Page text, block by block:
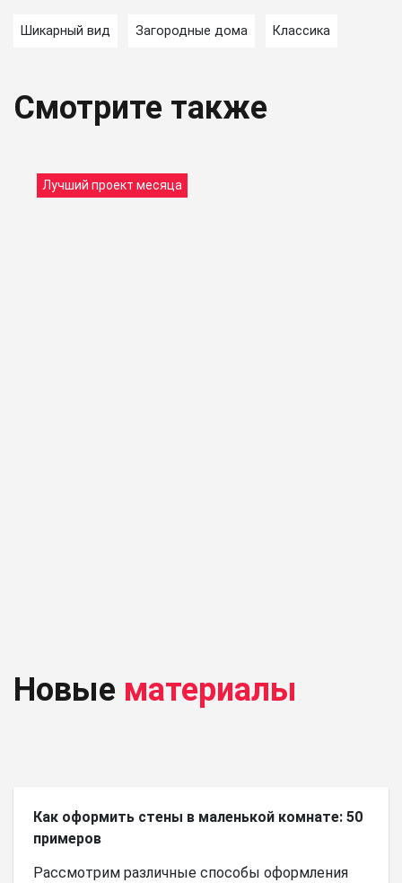
Шикарный вид Загородные дома Классика
Смотрите также
Лучший проект месяца
Новые материалы
Как оформить стены в маленькой комнате: 50
примеров
Рассмотрим различные способы оформления